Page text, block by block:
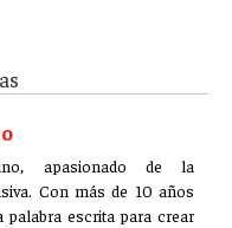
apasionado de la
Con más de 10 años
palabra escrita para crear